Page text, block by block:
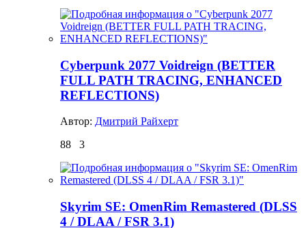
Cyberpunk 2077 Voidreign (BETTER
FULL PATH TRACING, ENHANCED
REFLECTIONS)
Автор: Дмитрий Райхерт
88
3
Skyrim SE: OmenRim Remastered (DLSS
4 / DLAA / FSR 3.1)